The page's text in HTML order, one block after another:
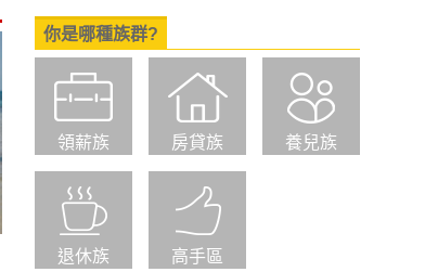
你是哪種族群?
領薪族 房貸族 養兒族
退休族 高手區